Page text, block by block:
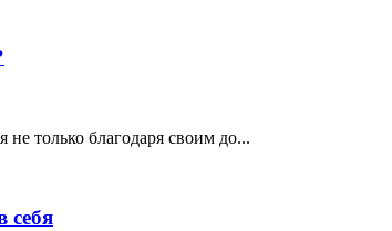
только благодаря своим до...
себя